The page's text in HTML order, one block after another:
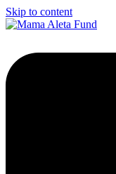
Skip to content